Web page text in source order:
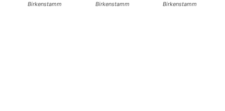
Birkenstamm
Birkenstamm
Birkenstamm